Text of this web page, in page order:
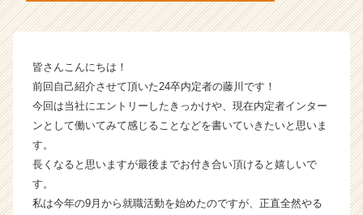
ベ
ン
チ
ー・
長
皆さんこんにちは！
前回自己紹介させて頂いた24卒内定者の藤川です！
今回は当社にエントリーしたきっかけや、現在内定者インター
ンとして働いてみて感じることなどを書いていきたいと思いま
す。
長くなると思いますが最後までお付き合い頂けると嬉しいで
す。
私は今年の9月から就職活動を始めたのですが、正直全然やる